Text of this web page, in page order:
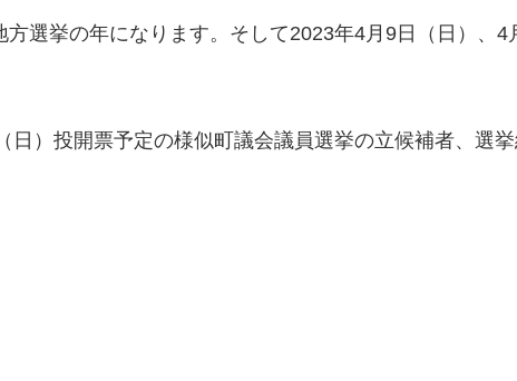
方選挙の年になります。そして2023年4月9日（日）、4
日）投開票予定の様似町議会議員選挙の立候補者、選